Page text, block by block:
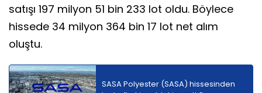
satışı 197 milyon 51 bin 233 lot oldu. Böylece
hissede 34 milyon 364 bin 17 lot net alım
oluştu.
SASA Polyester (SASA) hissesinden